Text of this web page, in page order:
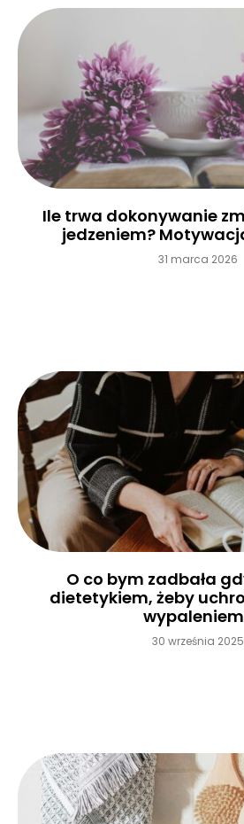
Ile trwa dokonywanie
jedzeniem?
31 marca 2026
O co bym zadbała
dietetykiem, żeby
30 września 2025